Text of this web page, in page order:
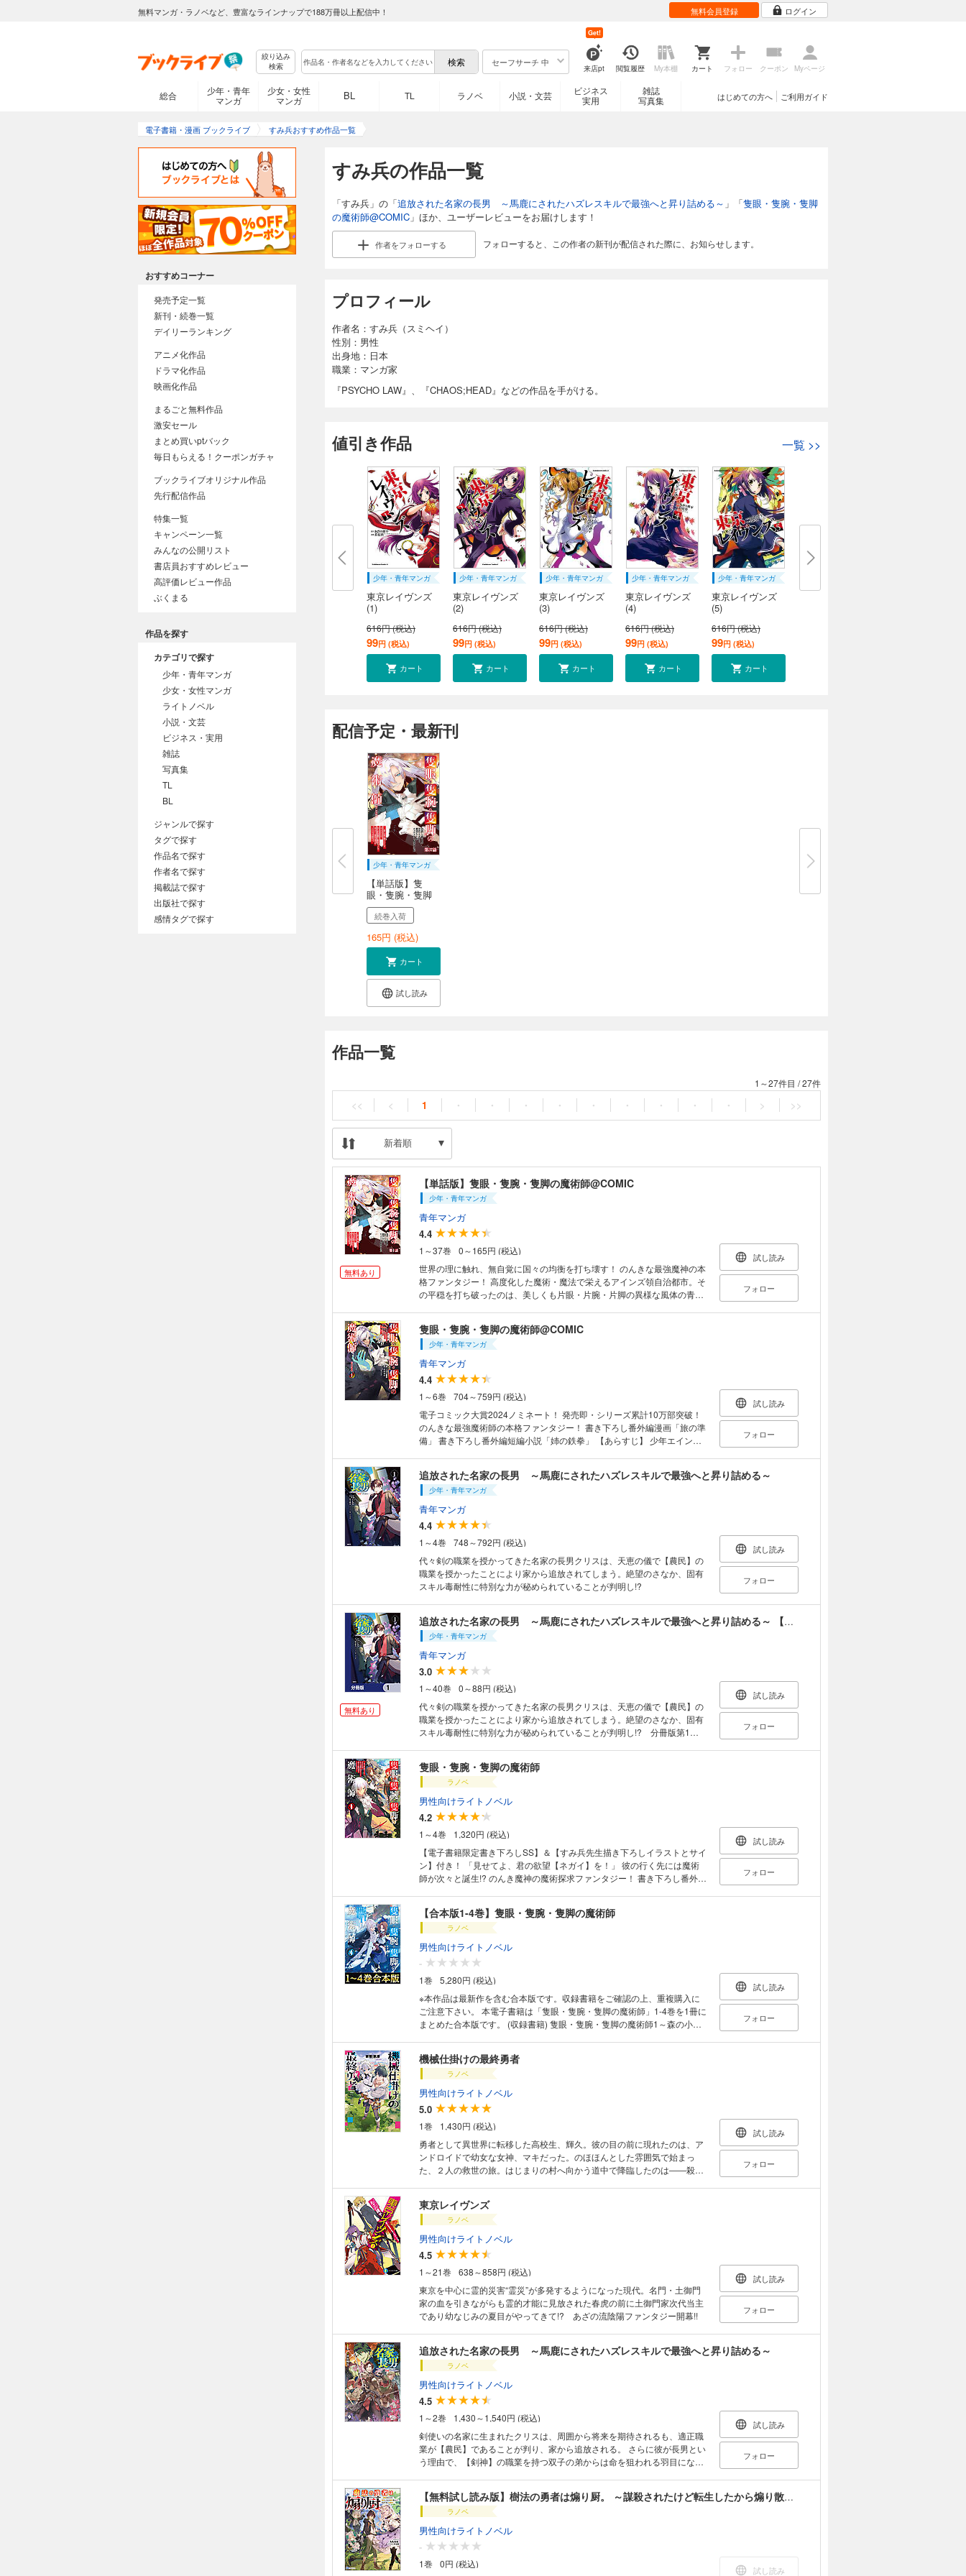
無料マンガ・ラノベなど、豊富なラインナップで188万冊以上配信中！ 無料会員登録 ログイン
絞り込み
検索
セーフサーチ 中
来店pt
Get!
閲覧履歴 My本棚 カート フォロー クーポン Myページ
総合
少年・青年
マンガ
少女・女性
マンガ
BL TL ラノベ 小説・文芸
ビジネス
実用
雑誌
写真集
ご利用ガイド
はじめての方へ
電子書籍・漫画 ブックライブ すみ兵おすすめ作品一覧
すみ兵の作品一覧
「すみ兵」の「追放された名家の長男 ～馬鹿にされたハズレスキルで最強へと昇り詰める～ 」「隻眼・隻腕・隻脚
の魔術師@COMIC 」ほか、ユーザーレビューをお届けします！
作者をフォローする フォローすると、この作者の新刊が配信された際に、お知らせします。
プロフィール
作者名：すみ兵（スミヘイ）
性別：男性
出身地：日本
職業：マンガ家
『PSYCHO LAW』、『CHAOS;HEAD』などの作品を手がける。
値引き作品 一覧 >>
少年・青年マンガ
東京レイヴンズ
(1)
616円 (税込)
99円 (税込)
カート
少年・青年マンガ
東京レイヴンズ
(2)
616円 (税込)
99円 (税込)
カート
少年・青年マンガ
東京レイヴンズ
(3)
616円 (税込)
99円 (税込)
カート
少年・青年マンガ
東京レイヴンズ
(4)
616円 (税込)
99円 (税込)
カート
少年・青年マンガ
東京レイヴンズ
(5)
616円 (税込)
99円 (税込)
カート
配信予定・最新刊
少年・青年マンガ
【単話版】隻
眼・隻腕・隻脚
の魔...
続巻入荷
165円 (税込)
カート
試し読み
作品一覧
1～27件目 /27件
<< < 1 ・ ・ ・ ・ ・ ・ ・ ・ ・ > >>
新着順
無料あり
【単話版】隻眼・隻腕・隻脚の魔術師@COMIC
少年・青年マンガ
青年マンガ
4.4
1～37巻
0～165円 (税込)
世界の理に触れ、無自覚に国々の均衡を打ち壊す！ のんきな最強魔神の本
格ファンタジー！ 高度化した魔術・魔法で栄えるアインズ領自治都市。そ
の平穏を打ち破ったのは、美しくも片眼・片腕・片脚の異様な風体の青年
てみれば、“メモ書き”は聖書とされる『魔導書』、自身は『魔神』とし
て、崇められる存在になっていたのだ。 そうとは気づかぬ本人は、好奇心
の赴くままに、魔術探求の旅へと踏み出していく。 世界の理に触れ、無自
覚に国々の均衡を打ち壊す！ のんきな最強魔神の本格ファンタジー！
試し読み
フォロー
隻眼・隻腕・隻脚の魔術師@COMIC
少年・青年マンガ
青年マンガ
4.4
1～6巻
704～759円 (税込)
電子コミック大賞2024ノミネート！ 発売即・シリーズ累計10万部突破！
のんきな最強魔術師の本格ファンタジー！ 書き下ろし番外編漫画「旅の準
備」 書き下ろし番外編短編小説「姉の鉄拳」 【あらすじ】 少年エインズ
法』のみ。研究のため、森で見つけた“とある小屋”に引きこもること──2
千年！ 久しぶりに外に出てみれば、村は都市に変わり、走り書きのメモ
は『原典』に、彼自身は『魔神』として恐れられる存在になってい
て…!? のんきな最強魔術師が世界を揺るがす、本格ファンタジー第1
巻！
試し読み
フォロー
追放された名家の長男 ～馬鹿にされたハズレスキルで最強へと昇り詰める～
少年・青年マンガ
青年マンガ
4.4
1～4巻
748～792円 (税込)
代々剣の職業を授かってきた名家の長男クリスは、天恵の儀で【農民】の
職業を授かったことにより家から追放されてしまう。絶望のさなか、固有
スキル毒耐性に特別な力が秘められていることが判明し!?
試し読み
フォロー
無料あり
追放された名家の長男 ～馬鹿にされたハズレスキルで最強へと昇り詰める～ 【分冊版】
少年・青年マンガ
青年マンガ
3.0
1～40巻
0～88円 (税込)
代々剣の職業を授かってきた名家の長男クリスは、天恵の儀で【農民】の
職業を授かったことにより家から追放されてしまう。絶望のさなか、固有
スキル毒耐性に特別な力が秘められていることが判明し!? 分冊版第1
試し読み
フォロー
隻眼・隻腕・隻脚の魔術師
ラノベ
男性向けライトノベル
4.2
1～4巻
1,320円 (税込)
【電子書籍限定書き下ろしSS】＆【すみ兵先生描き下ろしイラストとサイ
ン】付き！ 「見せてよ、君の欲望【ネガイ】を！」 彼の行く先には魔術
師が次々と誕生!? のんき魔神の魔術探求ファンタジー！ 書き下ろし番外編
る自治都市の平穏は突然打ち破られた。森から現れたのは、美しくも片
眼・片腕・片脚の異様な風体の青年。その男こそ、2000年前に全ての礎を
築いた伝説の魔術師エインズ・シルベタスだった!? 彼のメモ書きは聖書
とされる「魔導書」として、自身は「魔神」と崇められていた。だが、本
人は「魔術・魔法」にしか興味がないようで──「君の"ネガイ"を僕に見せ
てよ！」 人々の欲望が世界の断りを歪めることで顕現する、魔術師たちを
次々と世に放っていき......？ 研究熱心すぎる一挙一動が時代を大混乱へ突
き落とす!! のんき魔神の魔術探求ファンタジー！ 書き下ろし番外編収録！
著者について ●著／すずすけ ミル機能がついたコーヒーメーカーを買った
のですが、 豆を挽いている時の音が思いのほか大きくびっくりしていま
す。 コーヒーを飲む前に、その音で眠気が覚めてしまうくらいです。 お
すすめのコーヒーメーカーがあれば教えてください。 ●イラスト／すみ兵
ホラーが好きなので、毎年夏になると和製ホラーみたいな湿度のあるソシ
試し読み
フォロー
【合本版1-4巻】隻眼・隻腕・隻脚の魔術師
ラノベ
男性向けライトノベル
-
1巻
5,280円 (税込)
※本作品は最新作を含む合本版です。収録書籍をご確認の上、重複購入に
ご注意下さい。 本電子書籍は「隻眼・隻腕・隻脚の魔術師」1-4巻を1冊に
まとめた合本版です。 (収録書籍) 隻眼・隻腕・隻脚の魔術師1～森の小屋
腕・隻脚の魔術師2～森の小屋に籠っていたら早2000年。気づけば魔神と
呼ばれていた。僕はただ魔術の探求をしたいだけなのに～【電子書籍限定
書き下ろしSS付き】 隻眼・隻腕・隻脚の魔術師3～森の小屋に籠っていた
ら早2000年。気づけば魔神と呼ばれていた。僕はただ魔術の探求をしたい
だけなのに～【電子書籍限定書き下ろしSS付き】 隻眼・隻腕・隻脚の魔
術師4～森の小屋に籠っていたら早2000年。気づけば魔神と呼ばれてい
た。僕はただ魔術の探求をしたいだけなのに～【電子書籍限定書き下ろし
SS付き】 「見せてよ、君の欲望【ネガイ】を！」 彼の行く先には魔術師
が次々と誕生!? のんき魔神の魔術探求ファンタジー！ とある自治都市の平
穏は突然打ち破られた。森から現れたのは、美しくも片眼・片腕・片脚の
異様な風体の青年。その男こそ、2000年前に全ての礎を築いた伝説の魔術
師エインズ・シルベタスだった!? 彼のメモ書きは聖書とされる「魔導
書」として、自身は「魔神」と崇められていた。だが、本人は「魔術・魔
の欲望が世界の断りを歪めることで顕現する、魔術師たちを次々と世に放
っていき......？ 研究熱心すぎる一挙一動が時代を大混乱へ突き落とす!! の
んき魔神の魔術探求ファンタジー！
試し読み
フォロー
機械仕掛けの最終勇者
ラノベ
男性向けライトノベル
5.0
1巻
1,430円 (税込)
勇者として異世界に転移した高校生、輝久。彼の目の前に現れたのは、ア
ンドロイドで幼女な女神、マキだった。のほほんとした雰囲気で始まっ
た、２人の救世の旅。はじまりの村へ向かう道中で降臨したのは――殺意
る。特撮ヒーローさながらのスーツ（マキ）に身を包んだ輝久は、意思と
は無関係に動く体と謎の力で、ガガを迎え撃つことになる――ループする
世界の中で、まだ何も知らない輝久の戦いが幕を開ける！
試し読み
フォロー
東京レイヴンズ
ラノベ
男性向けライトノベル
4.5
1～21巻
638～858円 (税込)
東京を中心に霊的災害“霊災”が多発するようになった現代。名門・土御門
家の血を引きながらも霊的才能に見放された春虎の前に土御門家次代当主
であり幼なじみの夏目がやってきて!? あざの流陰陽ファンタジー開幕!!
試し読み
フォロー
追放された名家の長男 ～馬鹿にされたハズレスキルで最強へと昇り詰める～
ラノベ
男性向けライトノベル
4.5
1～2巻
1,430～1,540円 (税込)
剣使いの名家に生まれたクリスは、周囲から将来を期待されるも、適正職
業が【農民】であることが判り、家から追放される。 さらに彼が長男とい
う理由で、【剣神】の職業を持つ双子の弟からは命を狙われる羽目にな
スキルによって、口にできるものは毒草であっても食料になることを知
り、生き延びる。 おまけに毒の力を自身の能力へ変換していたようで、桁
違いの身体強化を遂げていて……!? 自分だけが使える《毒無効》スキル
で、生き残るために最強へと成り上がる！ どん底からのリベンジファンタ
ジー、ポイズン度MAXでここに開幕!!
試し読み
フォロー
【無料試し読み版】樹法の勇者は煽り厨。 ～謀殺されたけど転生したから煽り散らして生きて往く元最強～
ラノベ
男性向けライトノベル
-
1巻
0円 (税込)
試し読み
おすすめコーナー
発売予定一覧
新刊・続巻一覧
デイリーランキング
アニメ化作品
ドラマ化作品
映画化作品
まるごと無料作品
激安セール
まとめ買いptバック
毎日もらえる！クーポンガチャ
ブックライブオリジナル作品
先行配信作品
特集一覧
キャンペーン一覧
みんなの公開リスト
書店員おすすめレビュー
高評価レビュー作品
ぶくまる
作品を探す
カテゴリで探す
少年・青年マンガ
少女・女性マンガ
ライトノベル
小説・文芸
ビジネス・実用
雑誌
写真集
TL
BL
ジャンルで探す
タグで探す
作品名で探す
作者名で探す
掲載誌で探す
出版社で探す
感情タグで探す